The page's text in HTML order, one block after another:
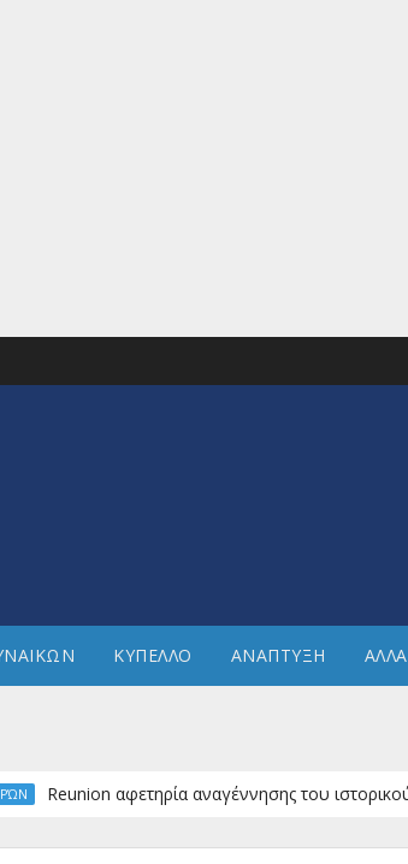
ΚΥΠΕΛΛΟ ΑΝΑΠΤΥΞΗ
Reunion αφετηρία αναγέννησης του ιστορικού